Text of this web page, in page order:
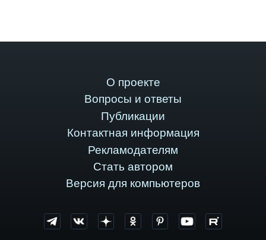
О проекте
Вопросы и ответы
Публикации
Контактная информация
Рекламодателям
Стать автором
Версия для компьютеров